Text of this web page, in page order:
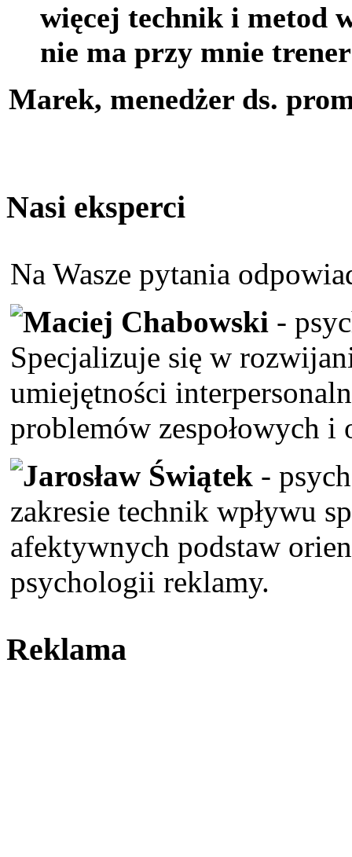
więcej technik i metod
nie ma przy mnie
Marek, menedżer ds.
Nasi eksperci
Na Wasze pytania
Maciej Chabowski -
Specjalizuje się w
umiejętności
problemów zespołowych i
Jarosław Świątek -
zakresie technik wpływu
afektywnych podstaw
psychologii reklamy.
Reklama